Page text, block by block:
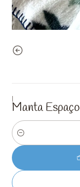
|
Manta Espaço
Quantidade